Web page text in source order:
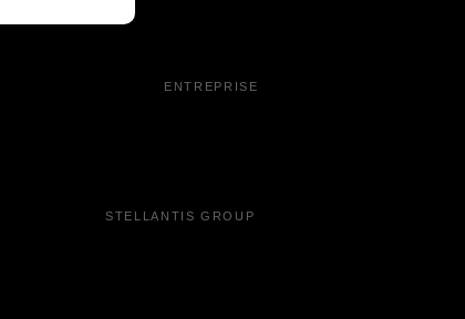
ENTREPRISE
STELLANTIS GROUP